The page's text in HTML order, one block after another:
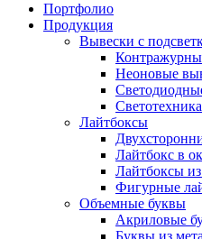
Портфолио
Продукция
Вывески с
Неоновые
Лайтбоксы
Лайтбокс в
Лайтбоксы
Фигурные
Объемные буквы
Акриловые
Буквы из